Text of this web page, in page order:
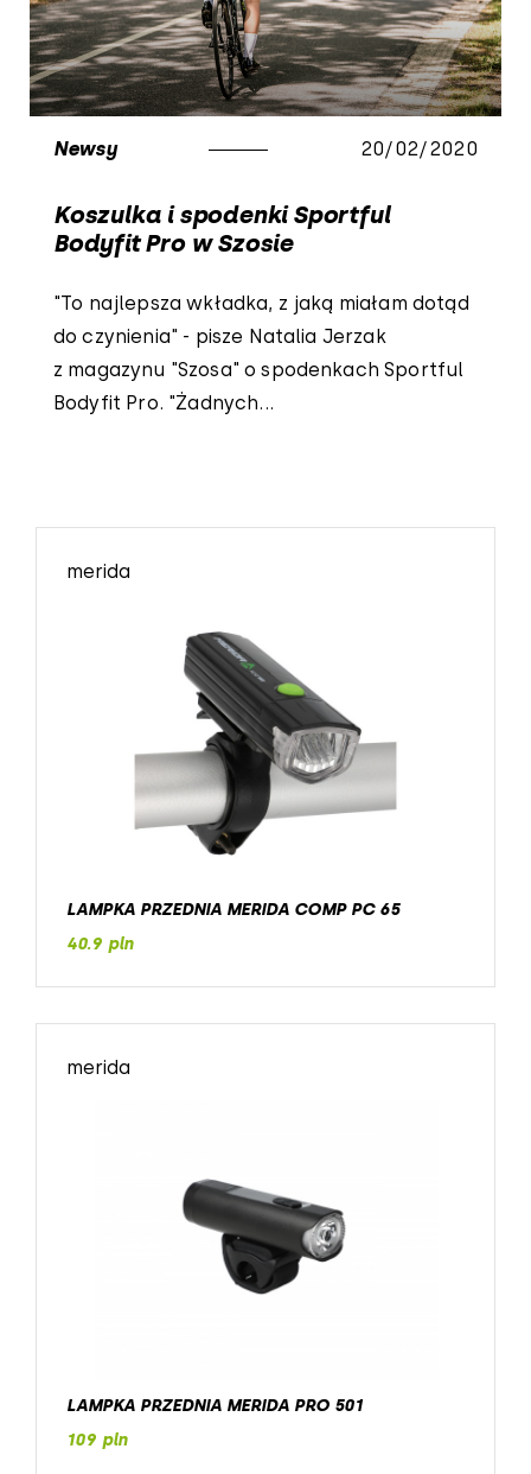
Newsy 20/02/2020
Koszulka i spodenki Sportful
Bodyfit Pro w Szosie
"To najlepsza wkładka, z jaką miałam dotąd
do czynienia" - pisze Natalia Jerzak
z magazynu "Szosa" o spodenkach Sportful
Bodyfit Pro. "Żadnych...
merida
LAMPKA PRZEDNIA MERIDA COMP PC 65
40.9 pln
merida
LAMPKA PRZEDNIA MERIDA PRO 501
109 pln